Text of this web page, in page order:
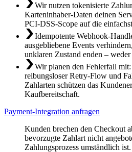
Wir nutzen tokenisierte
Karteninhaber-Daten deinen
PCI-DSS-Scope auf die
Idempotente Webhook-
ausgebliebene Events
unklaren Zustand enden –
Wir planen den Fehlerfall
reibungsloser Retry-Flow und
Zahlarten schützen das
Kaufbereitschaft.
Payment-Integration anfragen
Kunden brechen den Checkout
bevorzugte Zahlart nicht
Zahlungsprozess umständlich ist.